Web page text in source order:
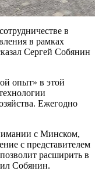
в
в рамках
Сергей Собянин
опыт» в этой
Ежегодно
с Минском,
с представителем
расширить в
Собянин.